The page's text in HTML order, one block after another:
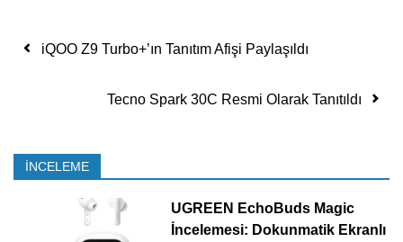
Yazı dolaşımı
iQOO Z9 Turbo+’ın Tanıtım Afişi Paylaşıldı
Tecno Spark 30C Resmi Olarak Tanıtıldı
İNCELEME
UGREEN EchoBuds Magic
İncelemesi: Dokunmatik Ekranlı